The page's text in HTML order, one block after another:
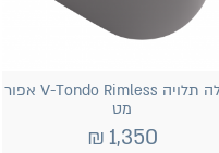
אסלה תלויה V-Tondo Rimless אפור
מט
1,350
₪